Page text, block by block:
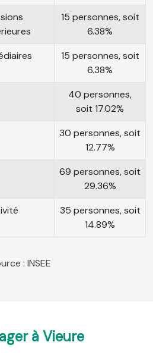
15 personnes, soit
6.38%
15 personnes, soit
6.38%
40 personnes,
soit 17.02%
30 personnes, soit
12.77%
69 personnes, soit
29.36%
35 personnes, soit
14.89%
: INSEE
à Vieure